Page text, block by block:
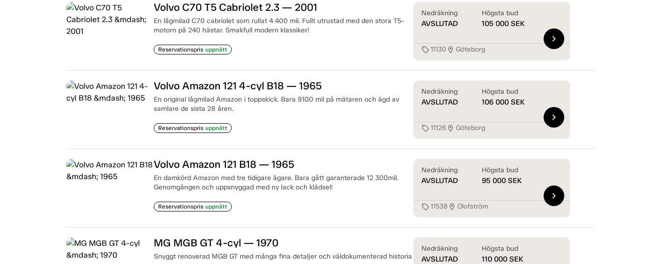
Volvo C70 T5 Cabriolet 2.3 — 2001
En lågmilad C70 cabriolet som rullat 4 400 mil. Fullt utrustad med den stora T5-
motorn på 240 hästar. Smakfull modern klassiker!
Reservationspris uppnått
Nedräkning
AVSLUTAD
Högsta bud
105 000 SEK
sell11130 location_on Göteborg
chevron_right
Volvo Amazon 121 4-cyl B18 — 1965
En original lågmilad Amazon i toppskick. Bara 9100 mil på mätaren och ägd av
samlare de sista 28 åren.
Reservationspris uppnått
Nedräkning
AVSLUTAD
Högsta bud
106 000 SEK
sell11126 location_on Göteborg
chevron_right
Volvo Amazon 121 B18 — 1965
En damkörd Amazon med tre tidigare ägare. Bara gått garanterade 12 300mil.
Genomgången och uppsnyggad med ny lack och klädsel!
Reservationspris uppnått
Nedräkning
AVSLUTAD
Högsta bud
95 000 SEK
sell11538 location_on Olofström
chevron_right
MG MGB GT 4-cyl — 1970
Snyggt renoverad MGB GT med många fina detaljer och väldokumenterad historia
Nedräkning
AVSLUTAD
Högsta bud
110 000 SEK